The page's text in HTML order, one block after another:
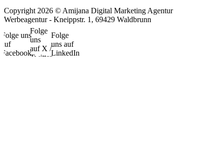
Copyright 2026 © Amijana Digital Marketing Agentur
Werbeagentur - Kneippstr. 1, 69429 Waldbrunn
Folge uns
auf
Facebook
Folge
uns
auf X /
Twitter
Folge
uns auf
LinkedIn